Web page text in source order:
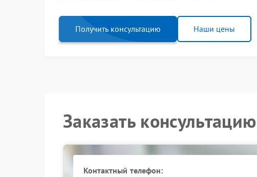
Получить консультацию Наши цены
Заказать консультацию
Контактный телефон: